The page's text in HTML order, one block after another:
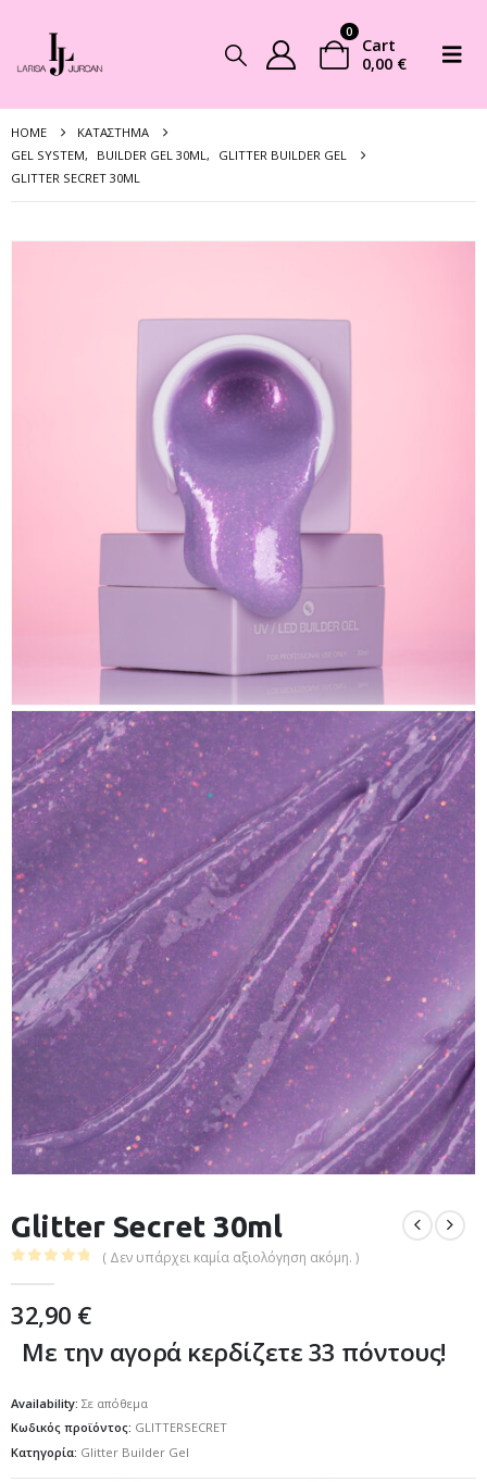
0
Cart
0,00 €
HOME
ΚΑΤΆΣΤΗΜΑ
GEL SYSTEM, BUILDER GEL 30ML,
GLITTER BUILDER GEL
GLITTER SECRET 30ML
Glitter Secret 30ml
( Δεν υπάρχει καμία αξιολόγηση ακόμη. )
32,90 €
Με την αγορά κερδίζετε 33 πόντους!
Availability: Σε απόθεμα
Κωδικός προϊόντος: GLITTERSECRET
Κατηγορία: Glitter Builder Gel